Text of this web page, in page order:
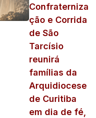
Confraterniza
ção e Corrida
de São
Tarcísio
reunirá
famílias da
Arquidiocese
de Curitiba
em dia de fé,